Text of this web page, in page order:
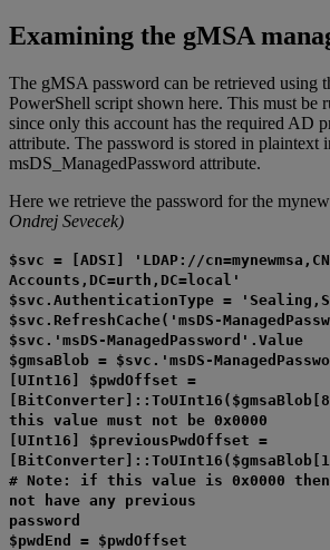
Examining the gMSA
The gMSA password can be retrieved using
PowerShell script shown here. This must be
since only this account has the required AD
attribute. The password is stored in plaintext
msDS_ManagedPassword attribute.
Here we retrieve the password for the
Ondrej Sevecek)
$svc = [ADSI] 'LDAP://
Accounts,DC=urth,DC=local'
$svc.AuthenticationType =
$svc.RefreshCache('msDS-
$svc.'msDS-ManagedPassword'.Value
$gmsaBlob = $svc.'msDS-
[UInt16] $pwdOffset =
this value must not be 0x0000
[UInt16] $previousPwdOffset =
# Note: if this value is 0x0000 then
not have any previous
password
$pwdEnd = $pwdOffset